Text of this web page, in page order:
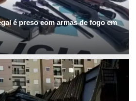
é preso com armas de fogo em